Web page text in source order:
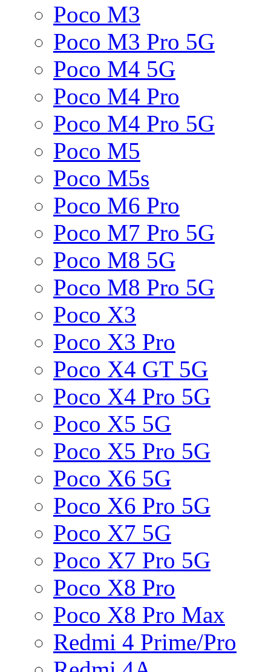
Poco M3
Poco M3 Pro 5G
Poco M4 5G
Poco M4 Pro
Poco M4 Pro 5G
Poco M5
Poco M5s
Poco M6 Pro
Poco M7 Pro 5G
Poco M8 5G
Poco M8 Pro 5G
Poco X3
Poco X3 Pro
Poco X4 GT 5G
Poco X4 Pro 5G
Poco X5 5G
Poco X5 Pro 5G
Poco X6 5G
Poco X6 Pro 5G
Poco X7 5G
Poco X7 Pro 5G
Poco X8 Pro
Poco X8 Pro Max
Redmi 4 Prime/Pro